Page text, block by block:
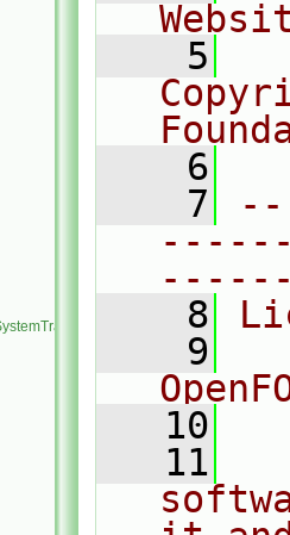
    5
    6
    7
    8
    9
   10
   11